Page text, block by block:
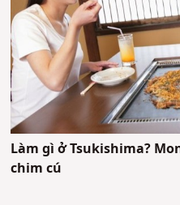
Làm gì ở Tsukishima?
chim cú